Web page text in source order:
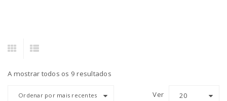
A mostrar todos os 9 resultados
Ordenar por mais recentes Ver 20